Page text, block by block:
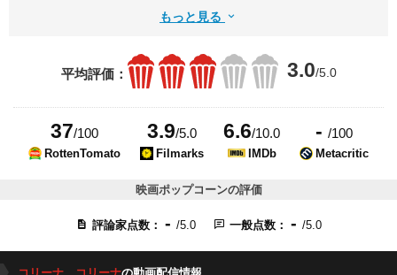
していく。やがてモリーはコリーナがパパのマニーと再婚することを
望むようになっていくが……。
もっと見る
平均評価： 3.0/5.0
37/100
RottenTomato
3.9/5.0
Filmarks
6.6/10.0
IMDb
- /100
Metacritic
映画ポップコーンの評価
評論家点数： - /5.0 一般点数： - /5.0